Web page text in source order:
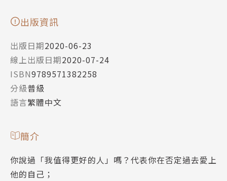
出版資訊
出版日期2020-06-23
線上出版日期2020-07-24
ISBN9789571382258
分級普級
語言繁體中文
簡介
你說過「我值得更好的人」嗎？代表你在否定過去愛上
他的自己；